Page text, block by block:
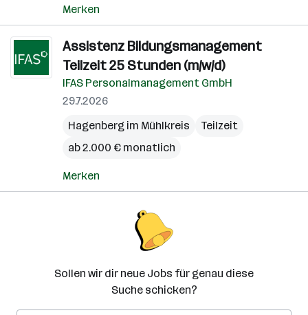
Merken
Assistenz Bildungsmanagement
Teilzeit 25 Stunden (m/w/d)
IFAS Personalmanagement GmbH
29.7.2026
Hagenberg im Mühlkreis
Teilzeit
ab 2.000 € monatlich
Merken
Sollen wir dir neue Jobs für genau diese
Suche schicken?